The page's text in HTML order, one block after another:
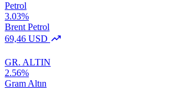
Petrol
3.03%
Brent Petrol
69,46 USD
GR. ALTIN
2.56%
Gram Altın